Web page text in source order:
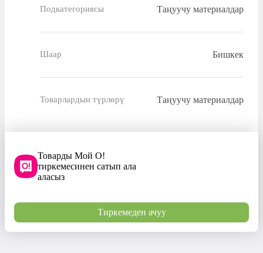
Подкатегориясы Таңуучу материалдар
Шаар Бишкек
Товарлардын түрлөрү Таңуучу материалдар
Товарды Мой О!
тиркемесинен сатып ала
аласыз
Тиркемеден ачуу